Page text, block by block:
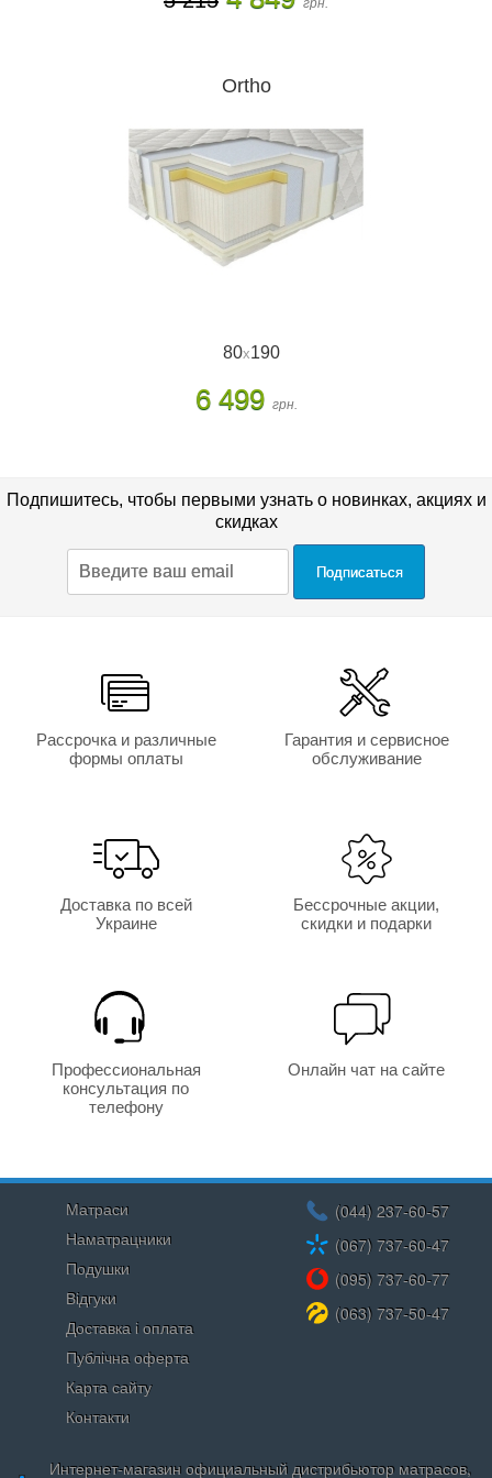
Макс. нагрузка
150кг
Гарантия
18месяцев
Ortho
80x190
6 499 грн.
Бренд
Неолюкс
Высота
16см
Гарантия
месяцев
Подпишитесь, чтобы первыми узнать о новинках, акциях и
скидках
Рассрочка и различные
формы оплаты
Гарантия и сервисное
обслуживание
Доставка по всей
Украине
Бессрочные акции,
скидки и подарки
Профессиональная
консультация по
телефону
Онлайн чат на сайте
Матраси
Наматрацники
Подушки
Відгуки
Доставка і оплата
Публічна оферта
Карта сайту
Контакти
(044) 237-60-57
(067) 737-60-47
(095) 737-60-77
(063) 737-50-47
Интернет-магазин официальный дистрибьютор матрасов,